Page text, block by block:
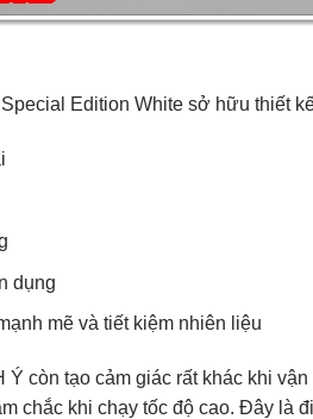
Edition White sở hữu thiết
dụng
mẽ và tiết kiệm nhiên liệu
Ý còn tạo cảm giác rất khác khi
chắc khi chạy tốc độ cao. Đây là